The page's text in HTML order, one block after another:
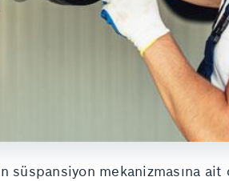
mekanizmasına